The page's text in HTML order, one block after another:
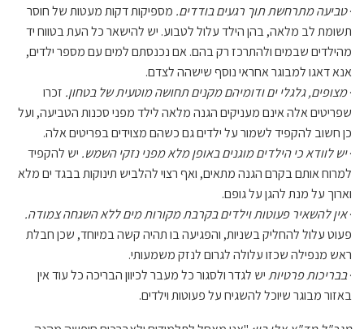
·טביעה מתרחשת תוך רגעים בודדים. מספיקות דקות מעטות של חוסר
תשומת לב מלאה, בהן הילד עלול לטבוע. יש להישאר כל העת בטווח יד
מהילדים שבמים ולהתרכז רק בהם. אם נכנסתם למים עם מספר ילדים,
אנא דאגו למבוגר אחראי נוסף שישהה לצדם.
·מצופים, גלגלי ים ודומיהם מקנים תחושה מוטעית של בטחון. זכרו
שפריטים אלה אינם מעניקים הגנה מלאה לילד מפני סכנות הטביעה, ועל
כן חשוב להקפיד לשמור על ילדים גם כשהם מצוידים בפריטים אלה.
·יש לוודא כי הילדים מוגנים באופן מלא מפני נזקי השמש. יש להקפיד
למרוח אותם בקרם הגנה מתאים, ואף רצוי להלביש תינוקות בבגד ים מלא
וארוך על מנת להגן על גופם.
·אין להשאיר פעוטות וילדים בקרבת מקורות מים ללא השגחה צמודה.
פעוט עלול להחליק בשניות, והפגיעה בו תהיה קשה במיוחד, שכן חבלת
ראש מנפילה שכזו עלולה לגרום לנזק משמעותי.
·בבריכות פרטיותיש לגדר ולסגור כל מעבר לכיוון הבריכה כל עוד אין
באזור מבוגר שיוכל להשגיח על פעוטות וילדים.